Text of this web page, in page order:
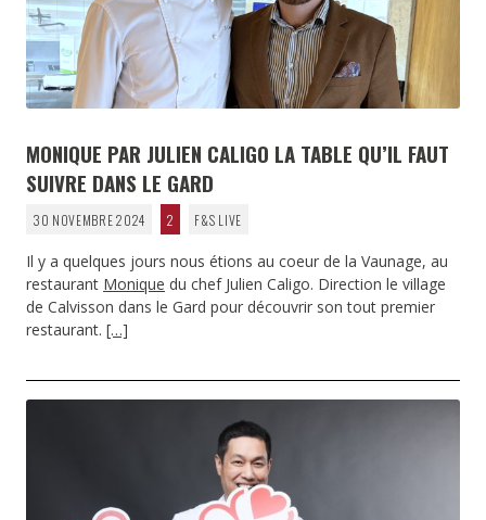
MONIQUE PAR JULIEN CALIGO LA TABLE QU’IL FAUT
SUIVRE DANS LE GARD
30 NOVEMBRE 2024 2 F&S LIVE
Il y a quelques jours nous étions au coeur de la Vaunage, au
restaurant Monique du chef Julien Caligo. Direction le village
de Calvisson dans le Gard pour découvrir son tout premier
restaurant. […]